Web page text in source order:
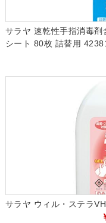
サラヤ 速乾性手指消毒
シート 80枚 詰替用
サラヤ ウィル・ステラ